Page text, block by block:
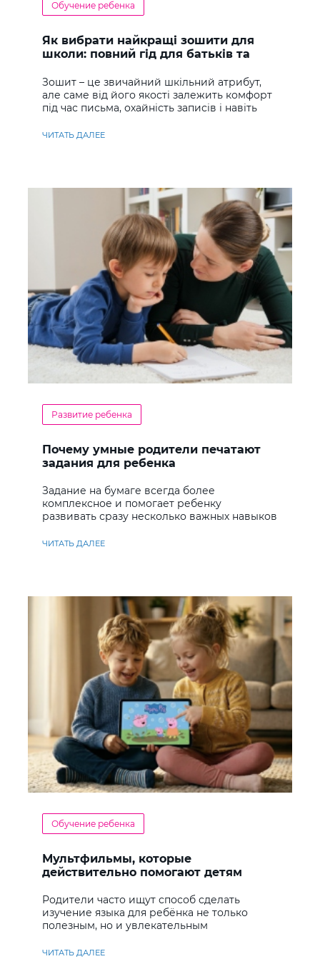
Обучение ребенка
Як вибрати найкращі зошити для
школи: повний гід для батьків та
Зошит – це звичайний шкільний атрибут,
але саме від його якості залежить комфорт
під час письма, охайність записів і навіть
ЧИТАТЬ ДАЛЕЕ
Развитие ребенка
Почему умные родители печатают
задания для ребенка
Задание на бумаге всегда более
комплексное и помогает ребенку
развивать сразу несколько важных навыков
ЧИТАТЬ ДАЛЕЕ
Обучение ребенка
Мультфильмы, которые
действительно помогают детям
Родители часто ищут способ сделать
изучение языка для ребёнка не только
полезным, но и увлекательным
ЧИТАТЬ ДАЛЕЕ